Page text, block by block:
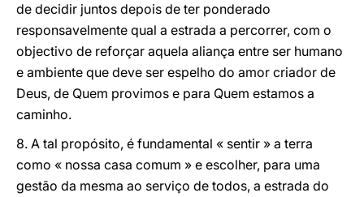
de decidir juntos depois de ter ponderado
responsavelmente qual a estrada a percorrer, com o
objectivo de reforçar aquela aliança entre ser humano
e ambiente que deve ser espelho do amor criador de
Deus, de Quem provimos e para Quem estamos a
caminho.
8. A tal propósito, é fundamental « sentir » a terra
como « nossa casa comum » e escolher, para uma
gestão da mesma ao serviço de todos, a estrada do